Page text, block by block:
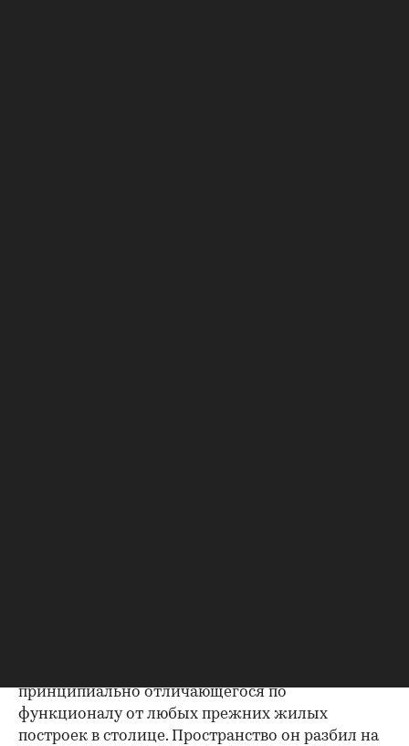
принципиально отличающегося по
функционалу от любых прежних жилых
построек в столице. Пространство он разбил на